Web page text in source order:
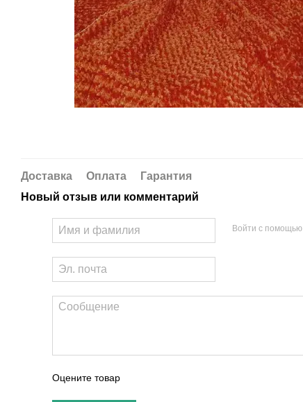
Доставка Оплата
Гарантия
Новый отзыв или комментарий
Войти с помощью
Оцените товар